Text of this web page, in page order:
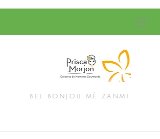
BEL BONJOU MÉ ZANMI